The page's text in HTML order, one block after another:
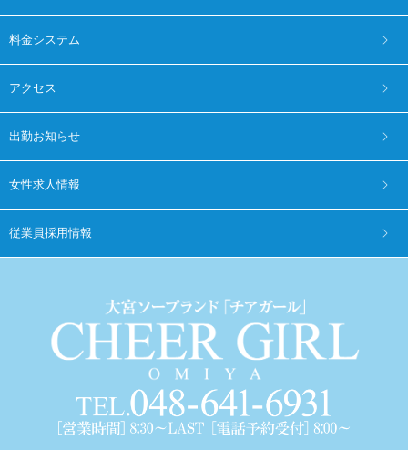
料金システム
アクセス
出勤お知らせ
女性求人情報
従業員採用情報